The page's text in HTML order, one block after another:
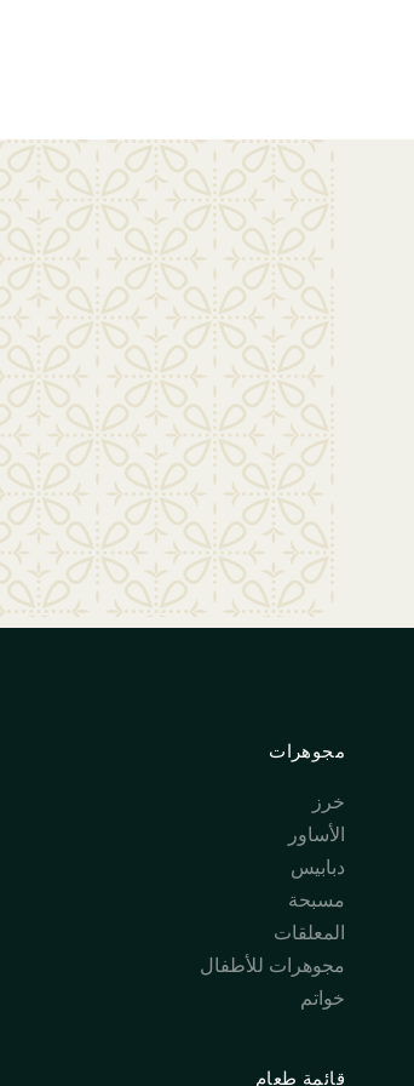
مجوهرات
خرز
الأساور
دبابيس
مسبحة
المعلقات
مجوهرات للأطفال
خواتم
قائمة طعام